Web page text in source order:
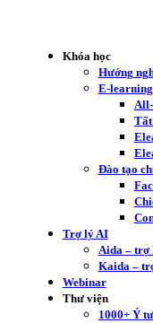
Khóa học
Hướng
E-learning
Đào tạo
Trợ lý AI
Aida – trợ
Kaida –
Webinar
Thư viện
1000+ Ý